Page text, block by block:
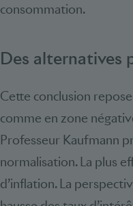
consommation.
Des alternatives
Cette conclusion
comme en zone
Professeur Kaufmann
normalisation. La plus
d’inflation. La